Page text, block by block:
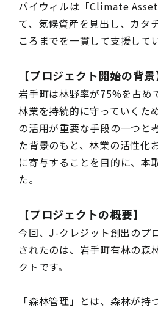
バイウィルは「Climate
て、気候資産を見出し、カタ
ころまでを一貫して支援して
【プロジェクト開始の背景
岩手町は林野率が75%を占め
林業を持続的に守っていくた
の活用が重要な手段の一つと
た背景のもと、林業の活性化
に寄与することを目的に、本
た。
【プロジェクトの概要】
今回、J-クレジット創出のプ
されたのは、岩手町有林の森
クトです。
「森林管理」とは、森林が